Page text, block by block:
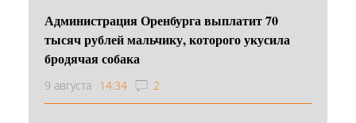
Администрация Оренбурга выплатит 70
тысяч рублей мальчику, которого укусила
бродячая собака
9 августа 14:34 2